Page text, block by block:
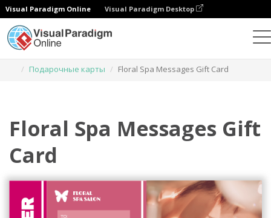
Visual Paradigm Online Visual Paradigm Desktop
Подарочные карты
Floral Spa Messages Gift Card
Floral Spa Messages Gift
Card